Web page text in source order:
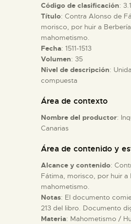
█
EL MUSEO
COLECCIONES
Código de clasificación:
Título: Contra Alonso de
morisco, por huir a
mahometismo.
Fecha: 1511-1513
Volumen: 35
Nivel de descripción:
compuesta
Área de contexto
Nombre del productor:
Canarias
Área de contenido y
Alcance y contenido:
Fátima, morisco, por huir a
mahometismo.
Notas: El documento
213 del libro. Documento
Materia: Mahometismo /